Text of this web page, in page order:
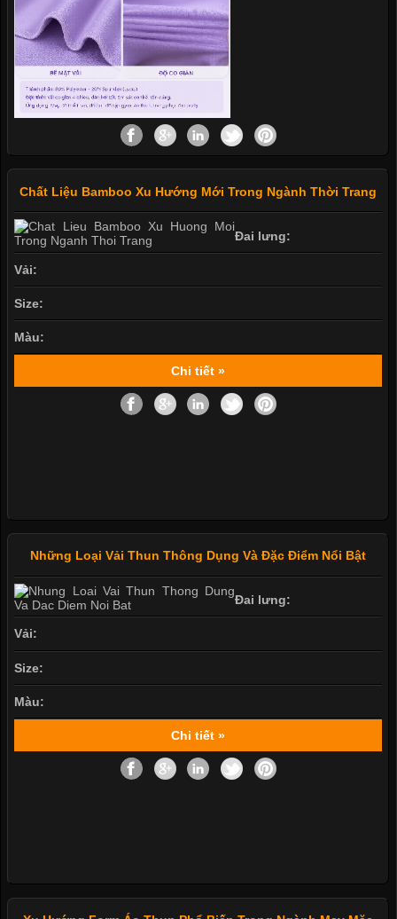
Chất Liệu Bamboo Xu Hướng Mới Trong Ngành Thời Trang
Đai lưng:
Vải:
Size:
Màu:
Chi tiết »
Những Loại Vải Thun Thông Dụng Và Đặc Điểm Nổi Bật
Đai lưng:
Vải:
Size:
Màu:
Chi tiết »